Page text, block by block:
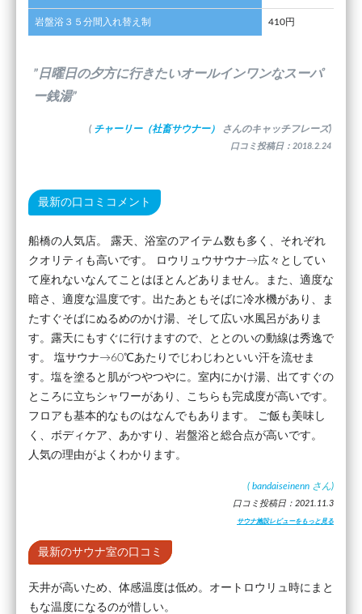
岩盤浴３５分間入れ替え制 410円
”日曜日の夕方に行きたいオールインワンなスーパ
ー銭湯”
( チャーリー（社畜サウナー） さんのキャッチフレーズ)
口コミ投稿日：2018.2.24
最新の口コミコメント
船橋の人気店。 露天、浴室のアイテム数も多く、それぞれ
クオリティも高いです。 ロウリュウサウナ→広々としてい
て座れないなんてことはほとんどありません。また、適度な
暗さ、適度な温度です。出たあともそばに冷水機があり、ま
たすぐそばにぬるめのかけ湯、そして広い水風呂がありま
す。露天にもすぐに行けますので、ととのいの動線は秀逸で
す。 塩サウナ→60℃あたりでじわじわといい汗を流せま
す。塩を塗ると肌がつやつやに。室内にかけ湯、出てすぐの
ところに立ちシャワーがあり、こちらも完成度が高いです。
フロアも基本的なものはなんでもあります。 ご飯も美味し
く、ボディケア、あかすり、岩盤浴と総合点が高いです。
人気の理由がよくわかります。
( bandaiseinenn さん)
口コミ投稿日：2021.11.3
サウナ施設レビューをもっと見る
最新のサウナ室の口コミ
天井が高いため、体感温度は低め。オートロウリュ時にまと
もな温度になるのが惜しい。